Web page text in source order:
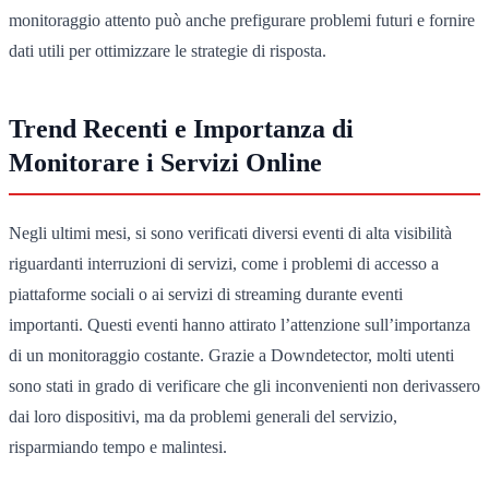
monitoraggio attento può anche prefigurare problemi futuri e fornire
dati utili per ottimizzare le strategie di risposta.
Trend Recenti e Importanza di
Monitorare i Servizi Online
Negli ultimi mesi, si sono verificati diversi eventi di alta visibilità
riguardanti interruzioni di servizi, come i problemi di accesso a
piattaforme sociali o ai servizi di streaming durante eventi
importanti. Questi eventi hanno attirato l’attenzione sull’importanza
di un monitoraggio costante. Grazie a Downdetector, molti utenti
sono stati in grado di verificare che gli inconvenienti non derivassero
dai loro dispositivi, ma da problemi generali del servizio,
risparmiando tempo e malintesi.